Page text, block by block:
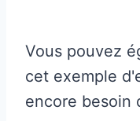
Vous pouvez
cet exemple
encore besoin